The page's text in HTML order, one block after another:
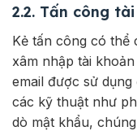
2.2. Tấn công
Kẻ tấn công có thể
xâm nhập tài
email được sử
các kỹ thuật như
dò mật khẩu,